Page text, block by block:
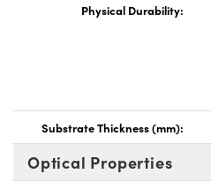
Physical Durability:
Substrate Thickness (mm):
Optical Properties